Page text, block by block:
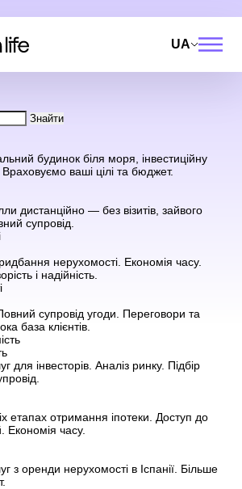
UA
Знайти
будинок біля моря, інвестиційну
Враховуємо ваші цілі та бюджет.
дистанційно — без візитів, зайвого
супровід.
нерухомості. Економія часу.
і надійність.
супровід угоди. Переговори та
база клієнтів.
для інвесторів. Аналіз ринку. Підбір
етапах отримання іпотеки. Доступ до
Економія часу.
з оренди нерухомості в Іспанії. Більше